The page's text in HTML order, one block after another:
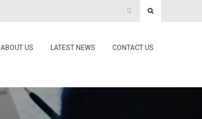
ABOUT US LATEST NEWS CONTACT US